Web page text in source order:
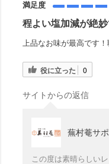
満足度
程よい塩加減が絶妙
上品なお味が最高です
役に立った 0
サイトからの返信
蕪村菴サ
この度は素晴らしい